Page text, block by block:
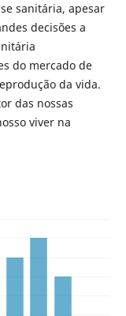
sanitária, apesar
decisões a
do mercado de
da vida.
das nossas
viver na